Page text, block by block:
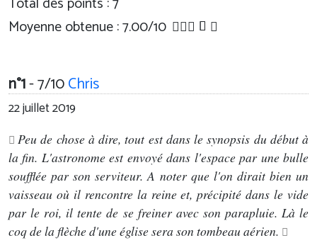
Moyenne obtenue :7.00/10
n°1- 7/10Chris
22 juillet 2019
Peu de chose à dire, tout est dans le synopsis du début à
la fin. L'astronome est envoyé dans l'espace par une bulle
soufflée par son serviteur. A noter que l'on dirait bien un
vaisseau où il rencontre la reine et, précipité dans le vide
par le roi, il tente de se freiner avec son parapluie. Là le
coq de la flèche d'une église sera son tombeau aérien.